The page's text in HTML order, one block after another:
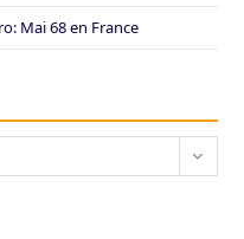
Mai 68 en France